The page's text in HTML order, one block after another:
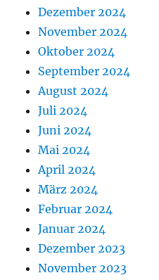
Dezember 2024
November 2024
Oktober 2024
September 2024
August 2024
Juli 2024
Juni 2024
Mai 2024
April 2024
März 2024
Februar 2024
Januar 2024
Dezember 2023
November 2023